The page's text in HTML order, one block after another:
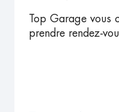
Top Garage vous
prendre rendez-